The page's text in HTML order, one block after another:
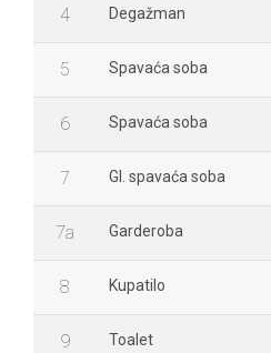
4 Degažman
5 Spavaća soba
6 Spavaća soba
7 Gl. spavaća soba
7a Garderoba
8 Kupatilo
9 Toalet